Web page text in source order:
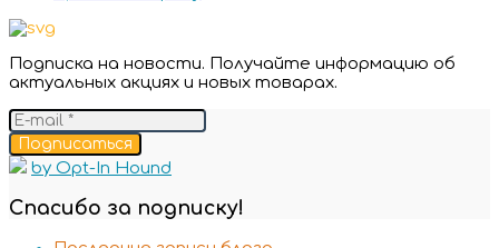
Подписка на новости. Получайте информацию об
актуальных акциях и новых товарах.
Подписаться
by Opt-In Hound
Спасибо за подписку!